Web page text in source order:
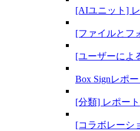
[AIユニット]
[ファイルとフ
[ユーザーによ
Box Signレポー
[分類] レポート
[コラボレーシ